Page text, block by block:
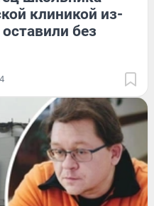
клиникой из-
без
4